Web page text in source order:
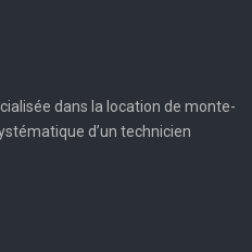
dans la location de monte-
d’un technicien